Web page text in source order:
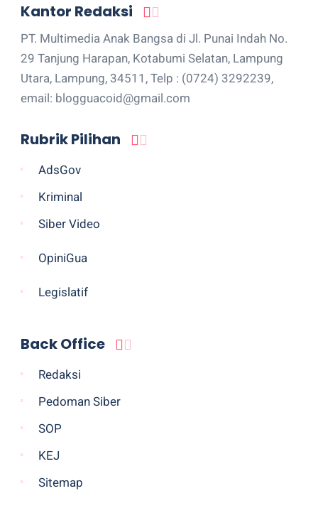
Kantor Redaksi
PT. Multimedia Anak Bangsa di Jl. Punai Indah No.
29 Tanjung Harapan, Kotabumi Selatan, Lampung
Utara, Lampung, 34511, Telp : (0724) 3292239,
email: blogguacoid@gmail.com
Rubrik Pilihan
AdsGov
Kriminal
Siber Video
OpiniGua
Legislatif
Back Office
Redaksi
Pedoman Siber
SOP
KEJ
Sitemap